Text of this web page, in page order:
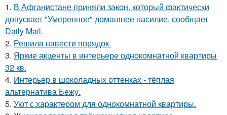
1. В Афганистане приняли закон, который фактически
допускает "Умеренное" домашнее насилие, сообщает
Daily Mail.
2. Решила навести порядок.
3. Яркие акценты в интерьере однокомнатной квартиры
32 кв.
4. Интерьер в шоколадных оттенках - тёплая
альтернатива Бежу.
5. Уют с характером для однокомнатной квартиры.